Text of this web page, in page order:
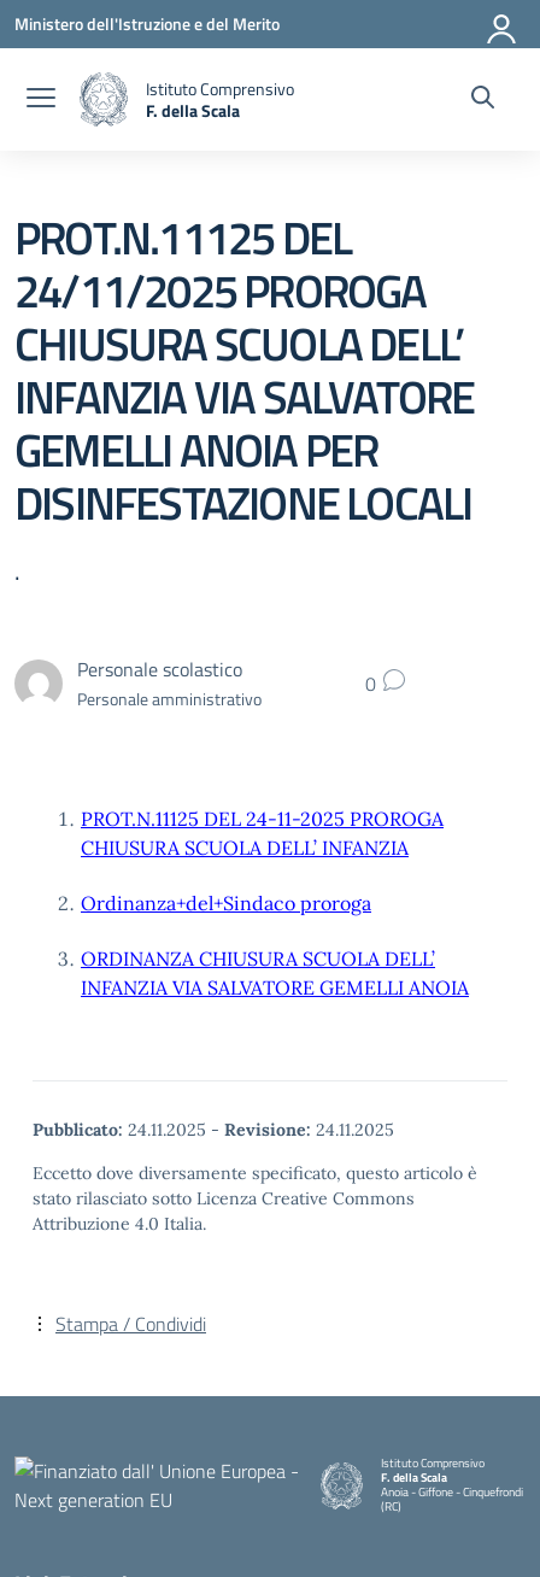
Vai ai contenuti
Vai al menu di navigazione
Vai al footer
Ministero dell'Istruzione e del Merito
Istituto Comprensivo
F. della Scala
PROT.N.11125 DEL
24/11/2025 PROROGA
CHIUSURA SCUOLA DELL’
INFANZIA VIA SALVATORE
GEMELLI ANOIA PER
DISINFESTAZIONE LOCALI
.
Personale scolastico
Personale amministrativo 0
PROT.N.11125 DEL 24-11-2025 PROROGA
CHIUSURA SCUOLA DELL’ INFANZIA
Ordinanza+del+Sindaco proroga
ORDINANZA CHIUSURA SCUOLA DELL’
INFANZIA VIA SALVATORE GEMELLI ANOIA
Pubblicato: 24.11.2025 - Revisione: 24.11.2025
Eccetto dove diversamente specificato, questo articolo è
stato rilasciato sotto Licenza Creative Commons
Attribuzione 4.0 Italia.
Stampa / Condividi
Istituto Comprensivo
F. della Scala
Anoia - Giffone - Cinquefrondi
(RC)